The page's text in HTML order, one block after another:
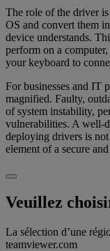
The role of the driver
OS and convert them
device understands.
perform on a
your keyboard to
For businesses and IT
magnified. Faulty,
of system instability,
vulnerabilities. A well-
deploying drivers is
element of a secure
Veuillez
La sélection d’une
teamviewer.com